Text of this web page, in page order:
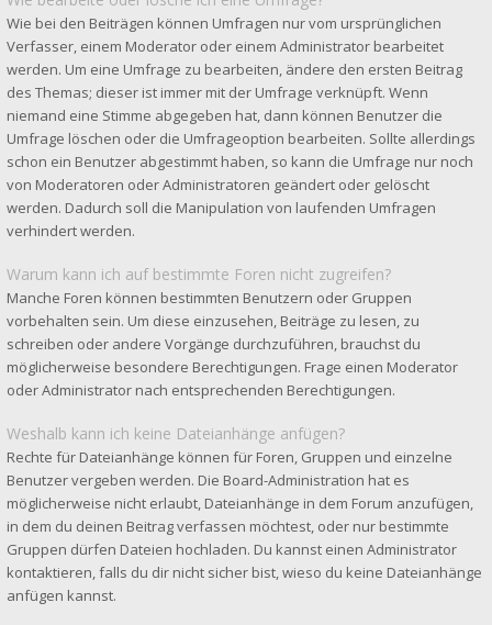
Wie bei den Beiträgen können Umfragen nur vom ursprünglichen
Verfasser, einem Moderator oder einem Administrator bearbeitet
werden. Um eine Umfrage zu bearbeiten, ändere den ersten Beitrag
des Themas; dieser ist immer mit der Umfrage verknüpft. Wenn
niemand eine Stimme abgegeben hat, dann können Benutzer die
Umfrage löschen oder die Umfrageoption bearbeiten. Sollte allerdings
schon ein Benutzer abgestimmt haben, so kann die Umfrage nur noch
von Moderatoren oder Administratoren geändert oder gelöscht
werden. Dadurch soll die Manipulation von laufenden Umfragen
verhindert werden.
Warum kann ich auf bestimmte Foren nicht zugreifen?
Manche Foren können bestimmten Benutzern oder Gruppen
vorbehalten sein. Um diese einzusehen, Beiträge zu lesen, zu
schreiben oder andere Vorgänge durchzuführen, brauchst du
möglicherweise besondere Berechtigungen. Frage einen Moderator
oder Administrator nach entsprechenden Berechtigungen.
Weshalb kann ich keine Dateianhänge anfügen?
Rechte für Dateianhänge können für Foren, Gruppen und einzelne
Benutzer vergeben werden. Die Board-Administration hat es
möglicherweise nicht erlaubt, Dateianhänge in dem Forum anzufügen,
in dem du deinen Beitrag verfassen möchtest, oder nur bestimmte
Gruppen dürfen Dateien hochladen. Du kannst einen Administrator
kontaktieren, falls du dir nicht sicher bist, wieso du keine Dateianhänge
anfügen kannst.